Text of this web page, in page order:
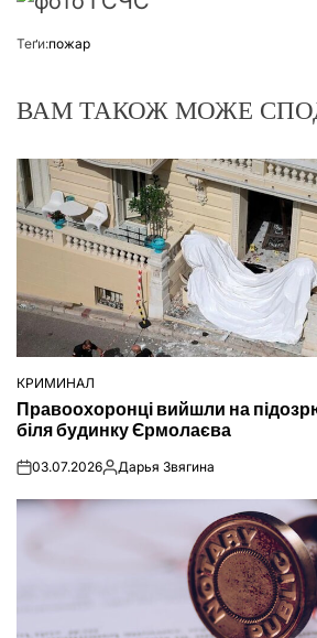
Теґи:пожар
ВАМ ТАКОЖ МОЖЕ
ОПУБЛІКУВАТИ
КРИМИНАЛ
Правоохоронці вийшли на
біля будинку Єрмолаєва
on03.07.2026Опубліковано
Дарья Звягина